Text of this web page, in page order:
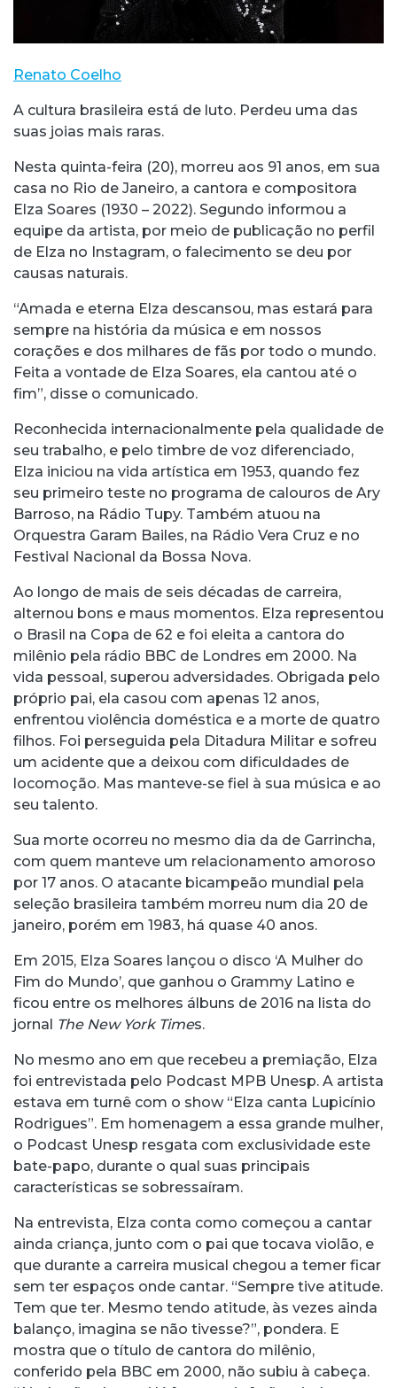
Renato Coelho
A cultura brasileira está de luto. Perdeu uma das
suas joias mais raras.
Nesta quinta-feira (20), morreu aos 91 anos, em sua
casa no Rio de Janeiro, a cantora e compositora
Elza Soares (1930 – 2022). Segundo informou a
equipe da artista, por meio de publicação no perfil
de Elza no Instagram, o falecimento se deu por
causas naturais.
“Amada e eterna Elza descansou, mas estará para
sempre na história da música e em nossos
corações e dos milhares de fãs por todo o mundo.
Feita a vontade de Elza Soares, ela cantou até o
fim”, disse o comunicado.
Reconhecida internacionalmente pela qualidade de
seu trabalho, e pelo timbre de voz diferenciado,
Elza iniciou na vida artística em 1953, quando fez
seu primeiro teste no programa de calouros de Ary
Barroso, na Rádio Tupy. Também atuou na
Orquestra Garam Bailes, na Rádio Vera Cruz e no
Festival Nacional da Bossa Nova.
Ao longo de mais de seis décadas de carreira,
alternou bons e maus momentos. Elza representou
o Brasil na Copa de 62 e foi eleita a cantora do
milênio pela rádio BBC de Londres em 2000. Na
vida pessoal, superou adversidades. Obrigada pelo
próprio pai, ela casou com apenas 12 anos,
enfrentou violência doméstica e a morte de quatro
filhos. Foi perseguida pela Ditadura Militar e sofreu
um acidente que a deixou com dificuldades de
locomoção. Mas manteve-se fiel à sua música e ao
seu talento.
Sua morte ocorreu no mesmo dia da de Garrincha,
com quem manteve um relacionamento amoroso
por 17 anos. O atacante bicampeão mundial pela
seleção brasileira também morreu num dia 20 de
janeiro, porém em 1983, há quase 40 anos.
Em 2015, Elza Soares lançou o disco ‘A Mulher do
Fim do Mundo’, que ganhou o Grammy Latino e
ficou entre os melhores álbuns de 2016 na lista do
jornal The New York Times.
No mesmo ano em que recebeu a premiação, Elza
foi entrevistada pelo Podcast MPB Unesp. A artista
estava em turnê com o show “Elza canta Lupicínio
Rodrigues”. Em homenagem a essa grande mulher,
o Podcast Unesp resgata com exclusividade este
bate-papo, durante o qual suas principais
características se sobressaíram.
Na entrevista, Elza conta como começou a cantar
ainda criança, junto com o pai que tocava violão, e
que durante a carreira musical chegou a temer ficar
sem ter espaços onde cantar. “Sempre tive atitude.
Tem que ter. Mesmo tendo atitude, às vezes ainda
balanço, imagina se não tivesse?”, pondera. E
mostra que o título de cantora do milênio,
conferido pela BBC em 2000, não subiu à cabeça.